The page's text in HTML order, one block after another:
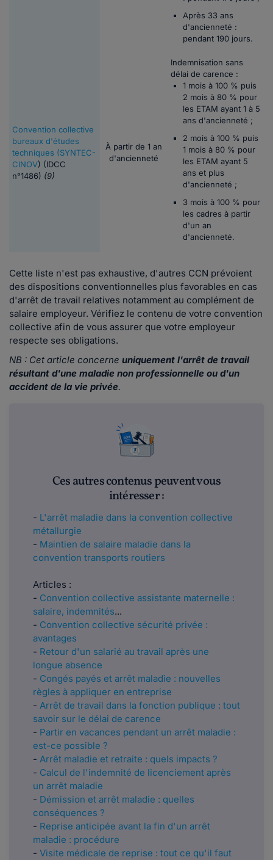
Après 33 ans
d'ancienneté :
pendant 190 jours.
Convention collective
bureaux d'études
techniques (SYNTEC-
CINOV) (IDCC
n°1486) (9)
À partir de 1 an
d'ancienneté
Indemnisation sans
délai de carence :
1 mois à 100 % puis
2 mois à 80 % pour
les ETAM ayant 1 à 5
ans d'ancienneté ;
2 mois à 100 % puis
1 mois à 80 % pour
les ETAM ayant 5
ans et plus
d'ancienneté ;
3 mois à 100 % pour
les cadres à partir
d'un an
d'ancienneté.
Cette liste n'est pas exhaustive, d'autres CCN prévoient
des dispositions conventionnelles plus favorables en cas
d'arrêt de travail relatives notamment au complément de
salaire employeur. Vérifiez le contenu de votre convention
collective afin de vous assurer que votre employeur
respecte ses obligations.
NB : Cet article concerne uniquement l'arrêt de travail
résultant d'une maladie non professionnelle ou d'un
accident de la vie privée.
Ces autres contenus peuvent vous
intéresser :
- L'arrêt maladie dans la convention collective
métallurgie
- Maintien de salaire maladie dans la
convention transports routiers
Articles :
- Convention collective assistante maternelle :
salaire, indemnités...
- Convention collective sécurité privée :
avantages
- Retour d'un salarié au travail après une
longue absence
- Congés payés et arrêt maladie : nouvelles
règles à appliquer en entreprise
- Arrêt de travail dans la fonction publique : tout
savoir sur le délai de carence
- Partir en vacances pendant un arrêt maladie :
est-ce possible ?
- Arrêt maladie et retraite : quels impacts ?
- Calcul de l'indemnité de licenciement après
un arrêt maladie
- Démission et arrêt maladie : quelles
conséquences ?
- Reprise anticipée avant la fin d'un arrêt
maladie : procédure
- Visite médicale de reprise : tout ce qu'il faut